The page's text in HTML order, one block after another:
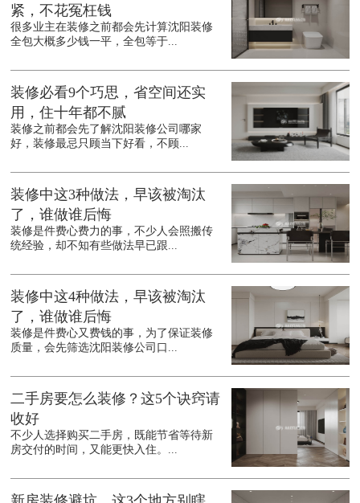
紧，不花冤枉钱
很多业主在装修之前都会先计算沈阳装修
全包大概多少钱一平，全包等于...
装修必看9个巧思，省空间还实
用，住十年都不腻
装修之前都会先了解沈阳装修公司哪家
好，装修最忌只顾当下好看，不顾...
装修中这3种做法，早该被淘汰
了，谁做谁后悔
装修是件费心费力的事，不少人会照搬传
统经验，却不知有些做法早已跟...
装修中这4种做法，早该被淘汰
了，谁做谁后悔
装修是件费心又费钱的事，为了保证装修
质量，会先筛选沈阳装修公司口...
二手房要怎么装修？这5个诀窍请
收好
不少人选择购买二手房，既能节省等待新
房交付的时间，又能更快入住。...